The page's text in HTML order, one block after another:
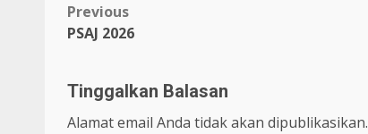
Post
Previous
PSAJ 2026
Tinggalkan Balasan
Alamat email Anda tidak akan dipublikasikan.